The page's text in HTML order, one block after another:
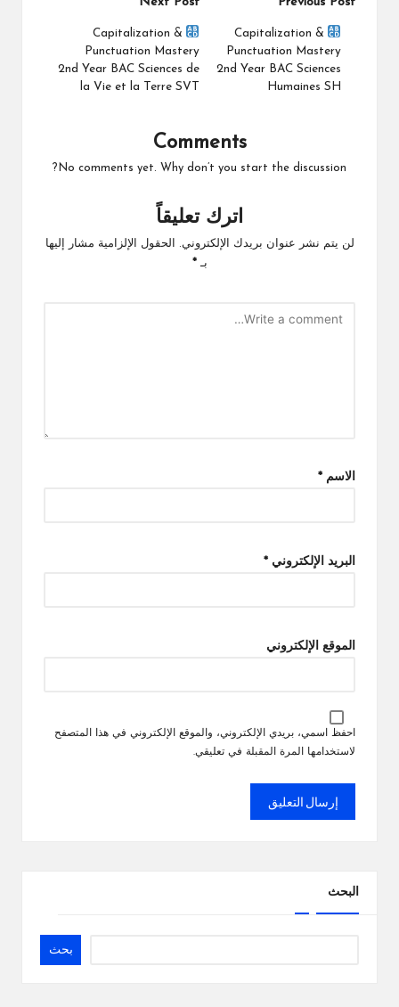
Post
navigation
Capitalization &
Punctuation Mastery
2nd Year BAC Sciences
Humaines SH
Capitalization &
Punctuation Mastery
2nd Year BAC Sciences de
la Vie et la Terre SVT
Comments
No comments yet. Why don’t you start the discussion?
اترك تعليقاً
لن يتم نشر عنوان بريدك الإلكتروني.
الحقول الإلزامية مشار إليها
بـ*
الاسم *
البريد الإلكتروني *
الموقع الإلكتروني
احفظ اسمي، بريدي الإلكتروني، والموقع الإلكتروني في هذا المتصفح
لاستخدامها المرة المقبلة في تعليقي.
البحث
بحث